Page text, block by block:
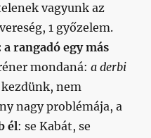
vagyunk az
1 győzelem.
rangadó egy más
mondaná:a derbi
nem
nagy problémája, a
él: se Kabát, se